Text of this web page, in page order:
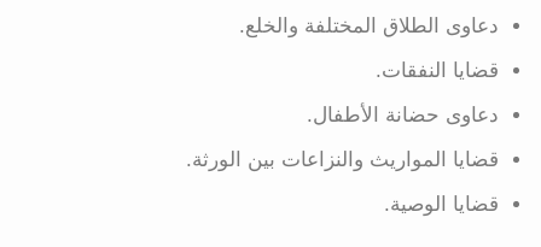
دعاوى الطلاق المختلفة والخلع.
قضايا النفقات.
دعاوى حضانة الأطفال.
قضايا المواريث والنزاعات بين الورثة.
قضايا الوصية.